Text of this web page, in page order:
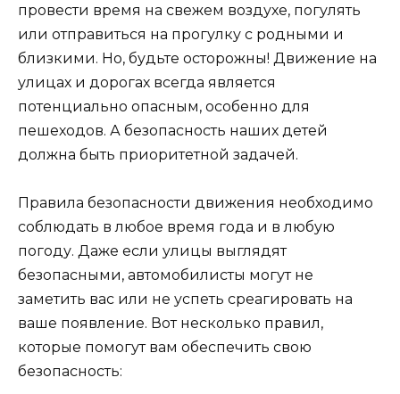
провести время на свежем воздухе, погулять
или отправиться на прогулку с родными и
близкими. Но, будьте осторожны! Движение на
улицах и дорогах всегда является
потенциально опасным, особенно для
пешеходов. А безопасность наших детей
должна быть приоритетной задачей.
Правила безопасности движения необходимо
соблюдать в любое время года и в любую
погоду. Даже если улицы выглядят
безопасными, автомобилисты могут не
заметить вас или не успеть среагировать на
ваше появление. Вот несколько правил,
которые помогут вам обеспечить свою
безопасность: